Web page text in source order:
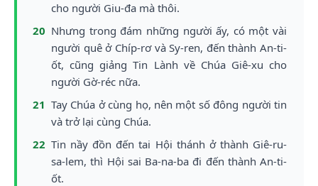
cho người Giu-đa mà thôi.
20 Nhưng trong đám những người ấy, có một vài
người quê ở Chíp-rơ và Sy-ren, đến thành An-ti-
ốt, cũng giảng Tin Lành về Chúa Giê-xu cho
người Gờ-réc nữa.
21 Tay Chúa ở cùng họ, nên một số đông người tin
và trở lại cùng Chúa.
22 Tin nầy đồn đến tai Hội thánh ở thành Giê-ru-
sa-lem, thì Hội sai Ba-na-ba đi đến thành An-ti-
ốt.